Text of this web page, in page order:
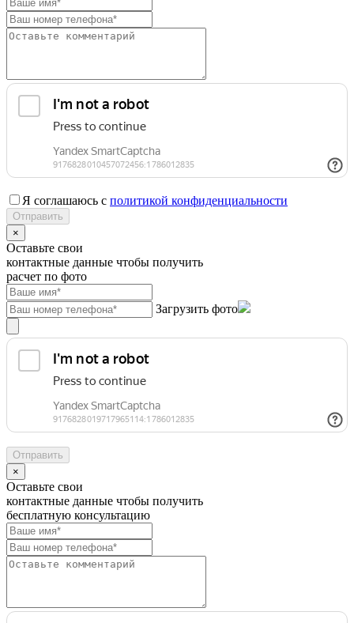
Я соглашаюсь с политикой конфиденциальности
×
Оставьте свои
контактные данные чтобы получить
расчет по фото
Загрузить фото
×
Оставьте свои
контактные данные чтобы получить
бесплатную консультацию